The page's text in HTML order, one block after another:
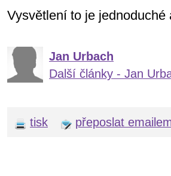
Vysvětlení to je
Jan Urbach
Další články - Jan
tisk přeposlat